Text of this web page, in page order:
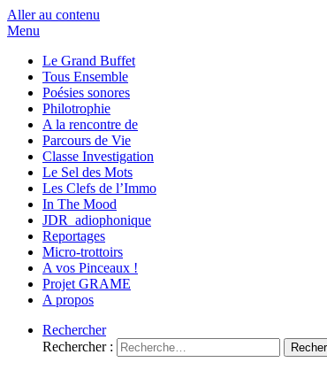
Aller au contenu
Menu
Le Grand Buffet
Tous Ensemble
Poésies sonores
Philotrophie
A la rencontre de
Parcours de Vie
Classe Investigation
Le Sel des Mots
Les Clefs de l’Immo
In The Mood
JDR_adiophonique
Reportages
Micro-trottoirs
A vos Pinceaux !
Projet GRAME
A propos
Rechercher
Rechercher :